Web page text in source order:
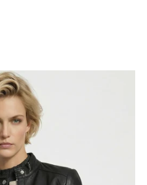
Jaqueta
Couro
Pelica
Essential
Preto
slideshow